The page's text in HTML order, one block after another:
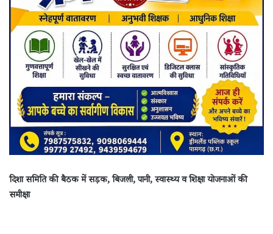
दिशा समिति की बैठक में सड़क, बिजली, पानी, स्वास्थ्य व शिक्षा योजनाओं की
समीक्षा